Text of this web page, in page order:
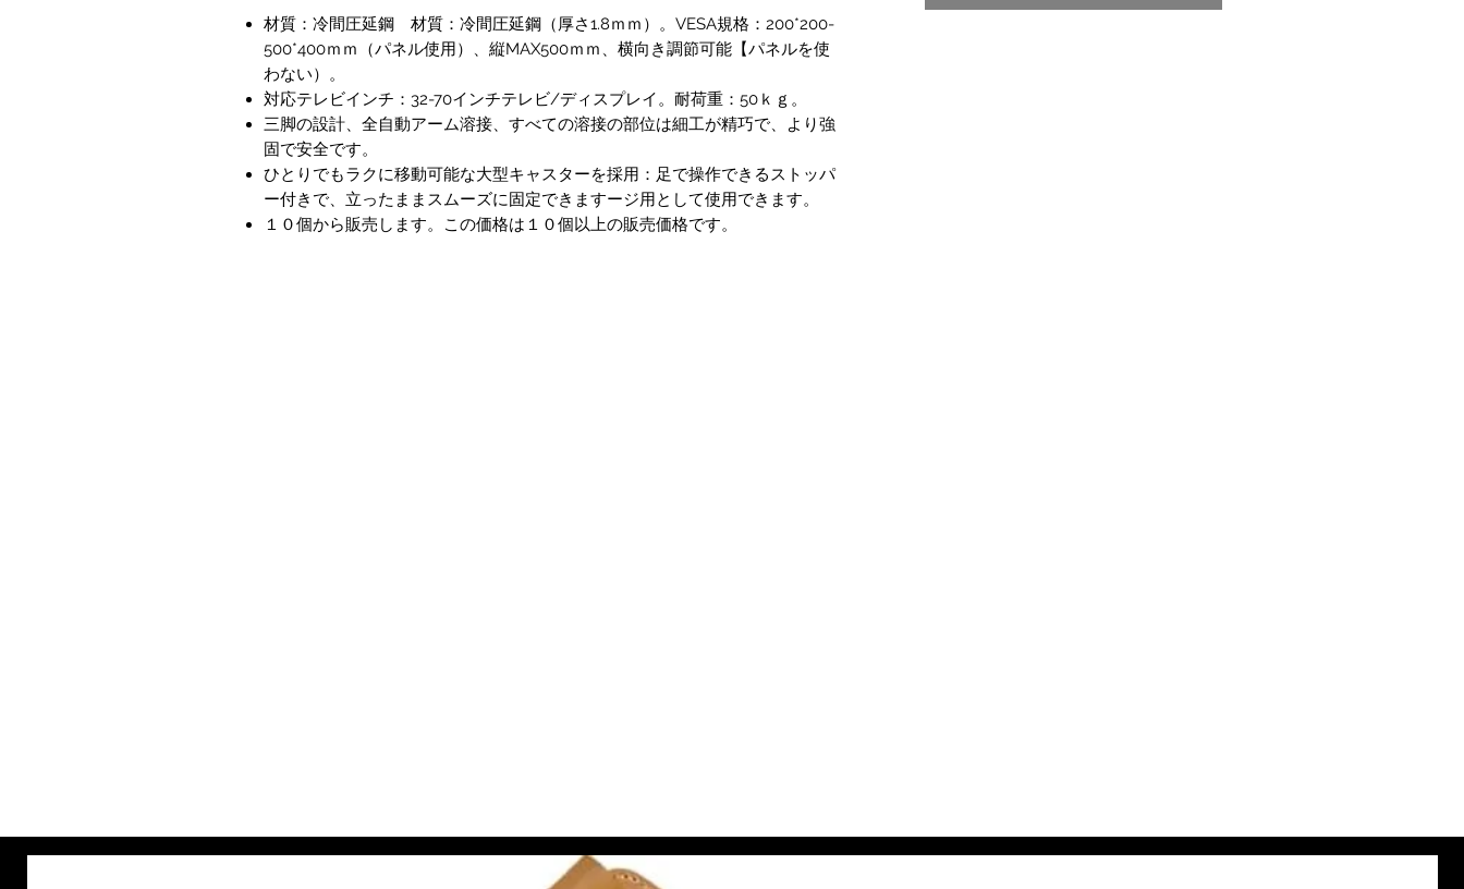
材質：冷間圧延鋼 材質：冷間圧延鋼（厚さ1.8ｍｍ）。VESA規格：200*200-
500*400ｍｍ（パネル使用）、縦MAX500ｍｍ、横向き調節可能【パネルを使
わない）。
対応テレビインチ：32-70インチテレビ/ディスプレイ。耐荷重：50ｋｇ。
三脚の設計、全自動アーム溶接、すべての溶接の部位は細工が精巧で、より強
固で安全です。
ひとりでもラクに移動可能な大型キャスターを採用：足で操作できるストッパ
ー付きで、立ったままスムーズに固定できますージ用として使用できます。
１０個から販売します。この価格は１０個以上の販売価格です。